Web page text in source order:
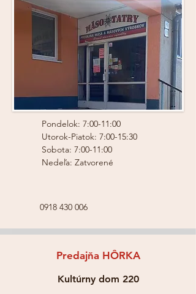
Pondelok: 7:00-11:00
Utorok-Piatok: 7:00-15:30
Sobota: 7:00-11:00
Nedeľa: Zatvorené
0918 430 006
Predajňa HÔRKA
Kultúrny dom 220